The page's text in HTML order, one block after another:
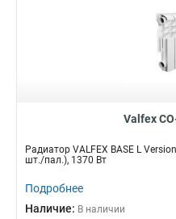
Valfex
Радиатор VALFEX BASE L
шт./пал.), 1370 Вт
Подробнее
Наличие: В наличии